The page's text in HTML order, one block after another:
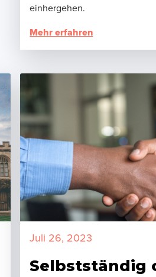
einhergehen.
Mehr erfahren
Juli 26, 2023
Selbstständig